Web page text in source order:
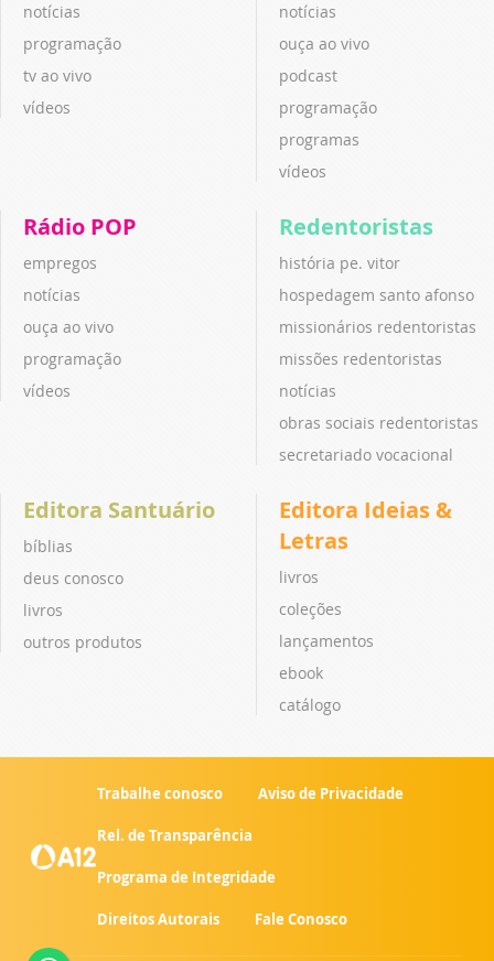
notícias
programação
tv ao vivo
vídeos
notícias
ouça ao vivo
podcast
programação
programas
vídeos
Rádio POP
empregos
notícias
ouça ao vivo
programação
vídeos
Redentoristas
história pe. vitor
hospedagem santo afonso
missionários redentoristas
missões redentoristas
notícias
obras sociais redentoristas
secretariado vocacional
Editora Santuário
bíblias
deus conosco
livros
outros produtos
Editora Ideias &
Letras
livros
coleções
lançamentos
ebook
catálogo
Trabalhe conosco Aviso de Privacidade
Rel. de Transparência
Programa de Integridade
Direitos Autorais Fale Conosco